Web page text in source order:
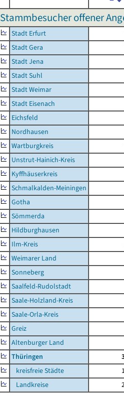
Stammbesucher offener
Stadt Erfurt
Stadt Gera
Stadt Jena
Stadt Suhl
Stadt Weimar
Stadt Eisenach
Eichsfeld
Nordhausen
Wartburgkreis
Unstrut-Hainich-Kreis
Kyffhäuserkreis
Schmalkalden-Meiningen
Gotha
Sömmerda
Hildburghausen
Ilm-Kreis
Weimarer Land
Sonneberg
Saalfeld-Rudolstadt
Saale-Holzland-Kreis
Saale-Orla-Kreis
Greiz
Altenburger Land
Thüringen
kreisfreie Städte
Landkreise